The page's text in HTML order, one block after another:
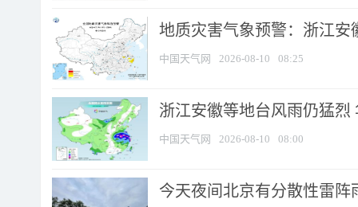
地质灾害气象预警：浙江安
中国天气网 2026-08-10 08:25
浙江安徽等地台风雨仍猛烈
中国天气网 2026-08-10 08:00
今天夜间北京有分散性雷